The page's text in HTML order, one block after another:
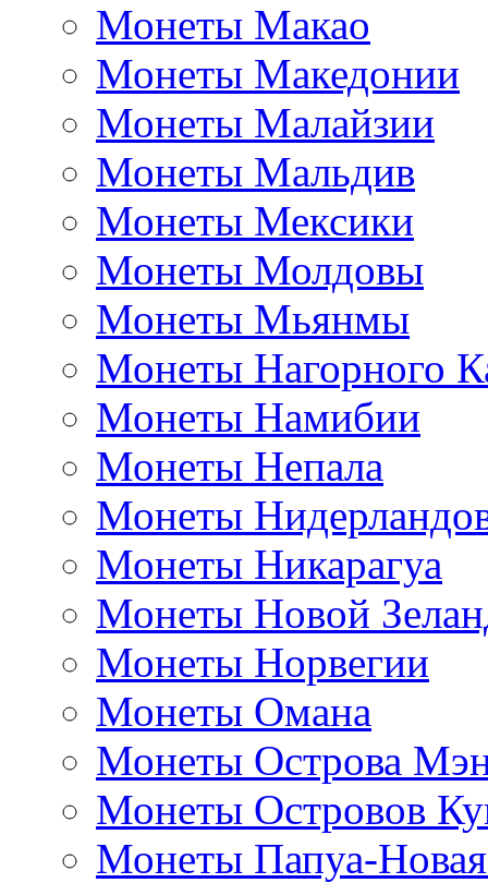
Монеты Макао
Монеты Македонии
Монеты Малайзии
Монеты Мальдив
Монеты Мексики
Монеты Молдовы
Монеты Мьянмы
Монеты Нагорного
Монеты Намибии
Монеты Непала
Монеты
Монеты Никарагуа
Монеты Новой
Монеты Норвегии
Монеты Омана
Монеты Острова
Монеты Островов
Монеты Папуа-